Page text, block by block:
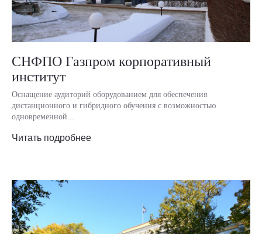
СНФПО Газпром корпоративный
институт
Оснащение аудиторий оборудованием для обеспечения
дистанционного и гибридного обучения с возможностью
одновременной...
Читать подробнее